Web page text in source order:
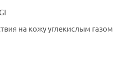
на кожу углекислым газом